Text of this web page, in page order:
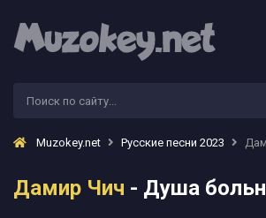
Muzokey.net Русские песни 2023
Дамир Чич - Душа